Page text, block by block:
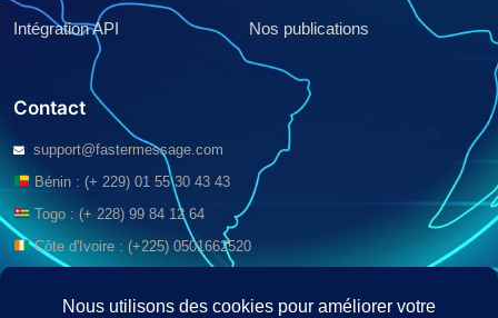
Intégration API Nos publications
Contact
support@fastermessage.com
Bénin : (+ 229) 01 55 30 43 43
Togo : (+ 228) 99 84 12 64
Côte d'Ivoire : (+225) 0501662520
Congo (Brazzaville): (+242) 05 745 1710